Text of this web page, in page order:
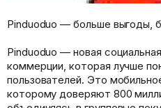
Pinduoduo — больше выгоды,
Pinduoduo — новая
коммерции, которая лучше
пользователей. Это
которому доверяют 800